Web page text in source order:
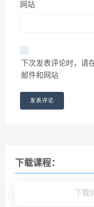
网站
下次发表评论时，请
邮件和网站
下载课程：
下载